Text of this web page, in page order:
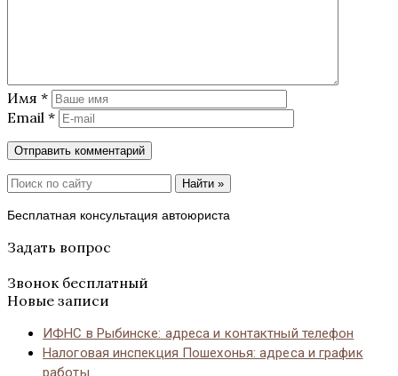
Имя *
Email *
Найти »
Бесплатная консультация автоюриста
Задать вопрос
Звонок бесплатный
Новые записи
ИФНС в Рыбинске: адреса и контактный телефон
Налоговая инспекция Пошехонья: адреса и график
работы